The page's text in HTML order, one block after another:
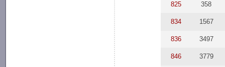
825 358
834 1567
836 3497
846 3779